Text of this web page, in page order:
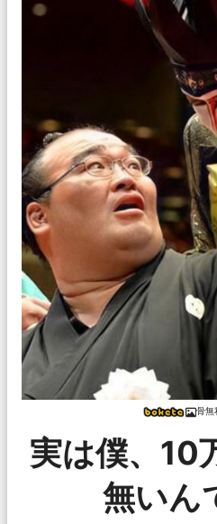
骨無
実は僕、10
無いん